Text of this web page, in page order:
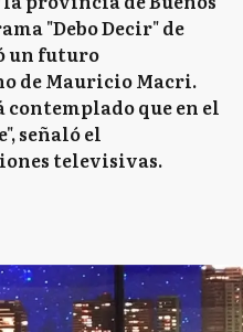
"Debo Decir" de
un futuro
de Mauricio Macri.
contemplado que en el
señaló el
televisivas.